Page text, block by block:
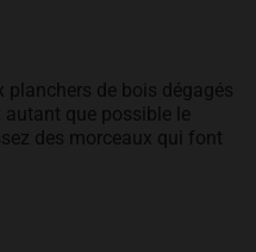
planchers de bois dégagés
autant que possible le
des morceaux qui font